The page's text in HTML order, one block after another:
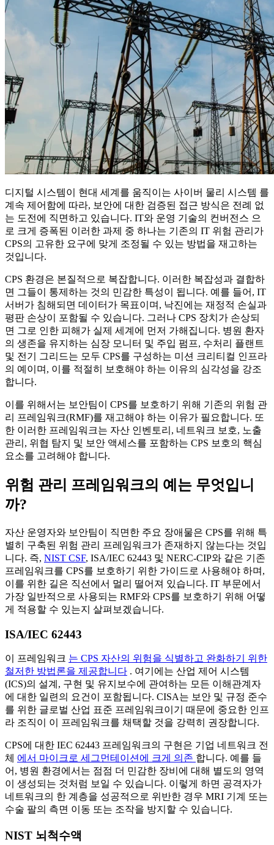
디지털 시스템이 현대 세계를 움직이는 사이버 물리 시스템 를
계속 제어함에 따라, 보안에 대한 검증된 접근 방식은 전례 없
는 도전에 직면하고 있습니다. IT와 운영 기술의 컨버전스 으
로 크게 증폭된 이러한 과제 중 하나는 기존의 IT 위험 관리가
CPS의 고유한 요구에 맞게 조정될 수 있는 방법을 재고하는
것입니다.
CPS 환경은 본질적으로 복잡합니다. 이러한 복잡성과 결합하
면 그들이 통제하는 것의 민감한 특성이 됩니다. 예를 들어, IT
서버가 침해되면 데이터가 목표이며, 낙진에는 재정적 손실과
평판 손상이 포함될 수 있습니다. 그러나 CPS 장치가 손상되
면 그로 인한 피해가 실제 세계에 먼저 가해집니다. 병원 환자
의 생존을 유지하는 심장 모니터 및 주입 펌프, 수처리 플랜트
및 전기 그리드는 모두 CPS를 구성하는 미션 크리티컬 인프라
의 예이며, 이를 적절히 보호해야 하는 이유의 심각성을 강조
합니다.
이를 위해서는 보안팀이 CPS를 보호하기 위해 기존의 위험 관
리 프레임워크(RMF)를 재고해야 하는 이유가 필요합니다. 또
한 이러한 프레임워크는 자산 인벤토리, 네트워크 보호, 노출
관리, 위협 탐지 및 보안 액세스를 포함하는 CPS 보호의 핵심
요소를 고려해야 합니다.
위험 관리 프레임워크의 예는 무엇입니
까?
자산 운영자와 보안팀이 직면한 주요 장애물은 CPS를 위해 특
별히 구축된 위험 관리 프레임워크가 존재하지 않는다는 것입
니다. 즉, NIST CSF, ISA/IEC 62443 및 NERC-CIP와 같은 기존
프레임워크를 CPS를 보호하기 위한 가이드로 사용해야 하며,
이를 위한 길은 직선에서 멀리 떨어져 있습니다. IT 부문에서
가장 일반적으로 사용되는 RMF와 CPS를 보호하기 위해 어떻
게 적용할 수 있는지 살펴보겠습니다.
ISA/IEC 62443
이 프레임워크 는 CPS 자산의 위험을 식별하고 완화하기 위한
철저한 방법론을 제공합니다 . 여기에는 산업 제어 시스템
(ICS)의 설계, 구현 및 유지보수에 관여하는 모든 이해관계자
에 대한 일련의 요건이 포함됩니다. CISA는 보안 및 규정 준수
를 위한 글로벌 산업 표준 프레임워크이기 때문에 중요한 인프
라 조직이 이 프레임워크를 채택할 것을 강력히 권장합니다.
CPS에 대한 IEC 62443 프레임워크의 구현은 기업 네트워크 전
체 에서 마이크로 세그먼테이션에 크게 의존 합니다. 예를 들
어, 병원 환경에서는 점점 더 민감한 장비에 대해 별도의 영역
이 생성되는 것처럼 보일 수 있습니다. 이렇게 하면 공격자가
네트워크의 한 계층을 성공적으로 위반한 경우 MRI 기계 또는
수술 팔의 측면 이동 또는 조작을 방지할 수 있습니다.
NIST 뇌척수액